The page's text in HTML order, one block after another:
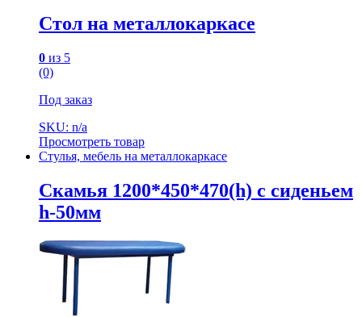
Стол на металлокаркасе
0 из 5
(0)
Под заказ
SKU: n/a
Просмотреть товар
Стулья, мебель на металлокаркасе
Скамья 1200*450*470(h) с сиденьем
h-50мм